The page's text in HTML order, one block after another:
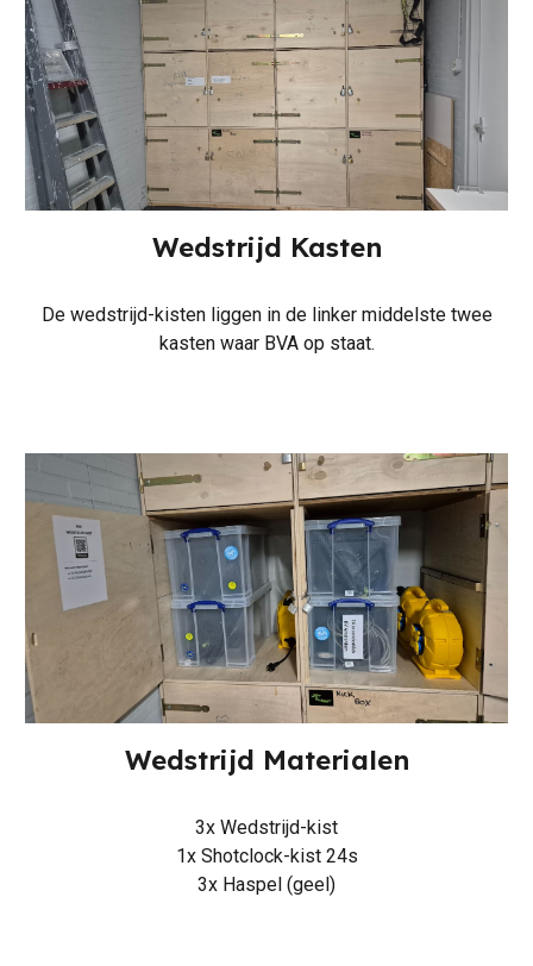
Wedstrijd Kasten
De wedstrijd-kisten liggen in de linker middelste twee
kasten waar BVA op staat.
Wedstrijd Materialen
3x Wedstrijd-kist
1x Shotclock-kist 24s
3x Haspel (geel)